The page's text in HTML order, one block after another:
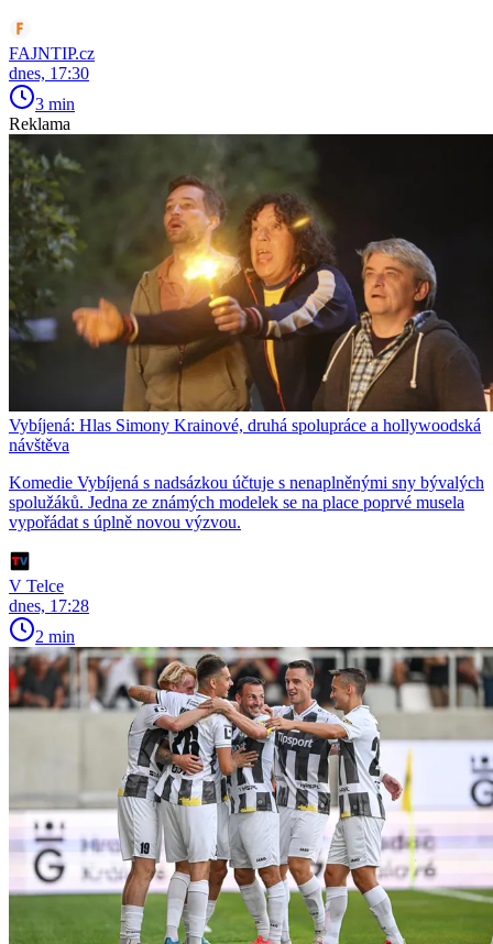
FAJNTIP.cz
dnes, 17:30
3 min
Reklama
Vybíjená: Hlas Simony Krainové, druhá spolupráce a hollywoodská
návštěva
Komedie Vybíjená s nadsázkou účtuje s nenaplněnými sny bývalých
spolužáků. Jedna ze známých modelek se na place poprvé musela
vypořádat s úplně novou výzvou.
V Telce
dnes, 17:28
2 min